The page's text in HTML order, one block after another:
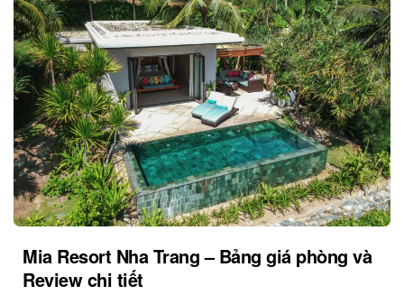
Mia Resort Nha Trang – Bảng giá phòng và
Review chi tiết